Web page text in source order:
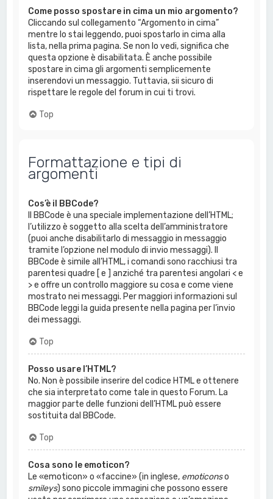
Come posso spostare in cima un mio argomento?
Cliccando sul collegamento “Argomento in cima”
mentre lo stai leggendo, puoi spostarlo in cima alla
lista, nella prima pagina. Se non lo vedi, significa che
questa opzione è disabilitata. È anche possibile
spostare in cima gli argomenti semplicemente
inserendovi un messaggio. Tuttavia, sii sicuro di
rispettare le regole del forum in cui ti trovi.
Top
Formattazione e tipi di
argomenti
Cos’è il BBCode?
Il BBCode è una speciale implementazione dell’HTML;
l’utilizzo è soggetto alla scelta dell’amministratore
(puoi anche disabilitarlo di messaggio in messaggio
tramite l’opzione nel modulo di invio messaggi). Il
BBCode è simile all’HTML, i comandi sono racchiusi tra
parentesi quadre [ e ] anziché tra parentesi angolari < e
> e offre un controllo maggiore su cosa e come viene
mostrato nei messaggi. Per maggiori informazioni sul
BBCode leggi la guida presente nella pagina per l’invio
dei messaggi.
Top
Posso usare l’HTML?
No. Non è possibile inserire del codice HTML e ottenere
che sia interpretato come tale in questo Forum. La
maggior parte delle funzioni dell’HTML può essere
sostituita dal BBCode.
Top
Cosa sono le emoticon?
Le «emoticon» o «faccine» (in inglese, emoticonso
smileys) sono piccole immagini che possono essere